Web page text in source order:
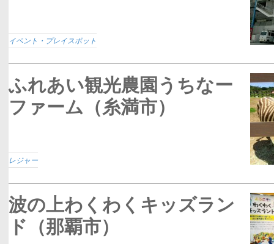
イベント・プレイスポット
ふれあい観光農園うちなー
ファーム（糸満市）
レジャー
波の上わくわくキッズラン
ド（那覇市）